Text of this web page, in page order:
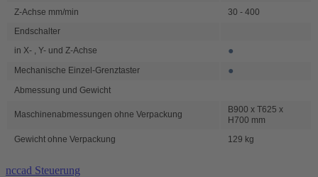
Z-Achse mm/min
30 - 400
Endschalter
in X- , Y- und Z-Achse
●
Mechanische Einzel-Grenztaster ●
Abmessung und Gewicht
Maschinenabmessungen ohne Verpackung
B900 x T625 x
H700 mm
Gewicht ohne Verpackung
129 kg
nccad Steuerung